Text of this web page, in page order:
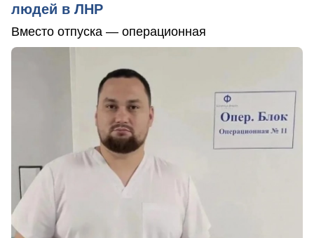
людей в ЛНР
Вместо отпуска — операционная